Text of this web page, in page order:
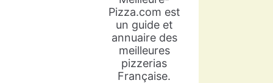
Pizza.com est
un guide et
annuaire des
meilleures
pizzerias
Française.